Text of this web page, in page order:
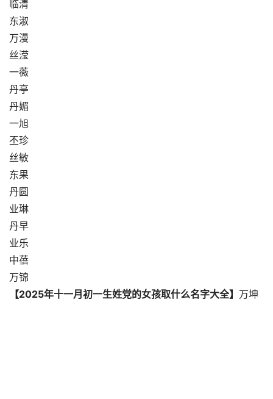
临清
东淑
万漫
丝滢
一薇
丹亭
丹媚
一旭
丕珍
丝敏
东果
丹圆
业琳
丹早
业乐
中蓓
万锦
【2025年十一月初一生姓党的女孩取什么名字大全】 万坤